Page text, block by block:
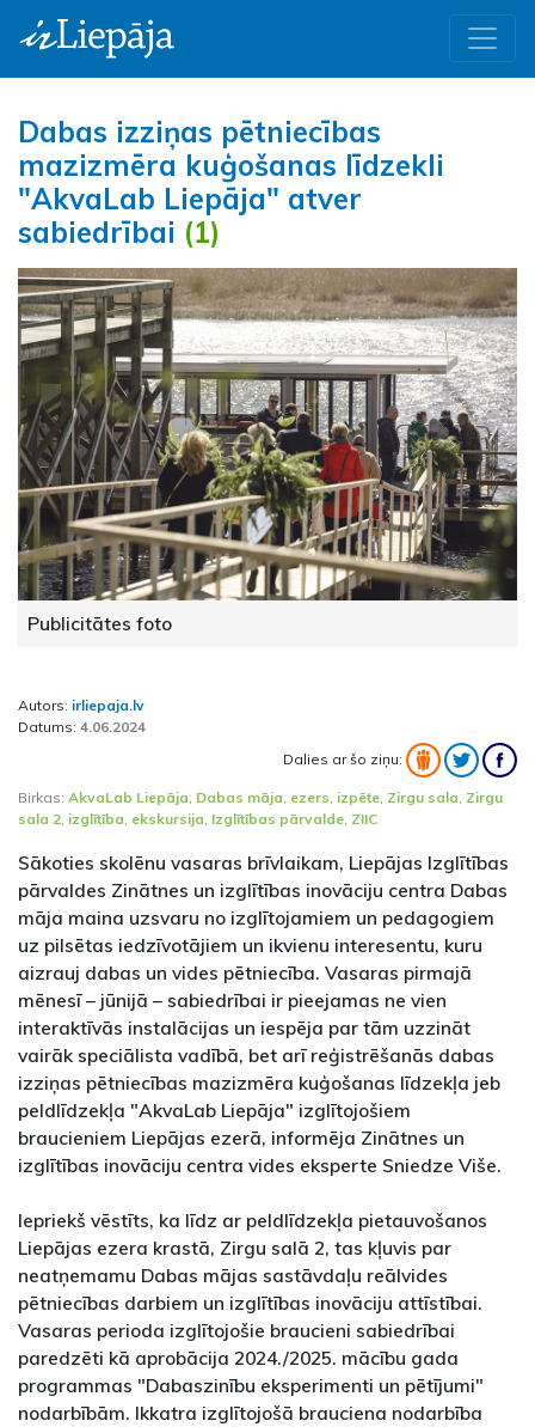
Dabas izziņas pētniecības
mazizmēra kuģošanas līdzekli
"AkvaLab Liepāja" atver
sabiedrībai (1)
Publicitātes foto
Autors: irliepaja.lv
Datums: 4.06.2024
Dalies ar šo ziņu:
Birkas: AkvaLab Liepāja, Dabas māja, ezers, izpēte, Zirgu sala, Zirgu
sala 2, izglītība, ekskursija, Izglītības pārvalde, ZIIC
Sākoties skolēnu vasaras brīvlaikam, Liepājas Izglītības
pārvaldes Zinātnes un izglītības inovāciju centra Dabas
māja maina uzsvaru no izglītojamiem un pedagogiem
uz pilsētas iedzīvotājiem un ikvienu interesentu, kuru
aizrauj dabas un vides pētniecība. Vasaras pirmajā
mēnesī – jūnijā – sabiedrībai ir pieejamas ne vien
interaktīvās instalācijas un iespēja par tām uzzināt
vairāk speciālista vadībā, bet arī reģistrēšanās dabas
izziņas pētniecības mazizmēra kuģošanas līdzekļa jeb
peldlīdzekļa "AkvaLab Liepāja" izglītojošiem
braucieniem Liepājas ezerā, informēja Zinātnes un
izglītības inovāciju centra vides eksperte Sniedze Više.
Iepriekš vēstīts, ka līdz ar peldlīdzekļa pietauvošanos
Liepājas ezera krastā, Zirgu salā 2, tas kļuvis par
neatņemamu Dabas mājas sastāvdaļu reālvides
pētniecības darbiem un izglītības inovāciju attīstībai.
Vasaras perioda izglītojošie braucieni sabiedrībai
paredzēti kā aprobācija 2024./2025. mācību gada
programmas "Dabaszinību eksperimenti un pētījumi"
nodarbībām. Ikkatra izglītojošā brauciena nodarbība